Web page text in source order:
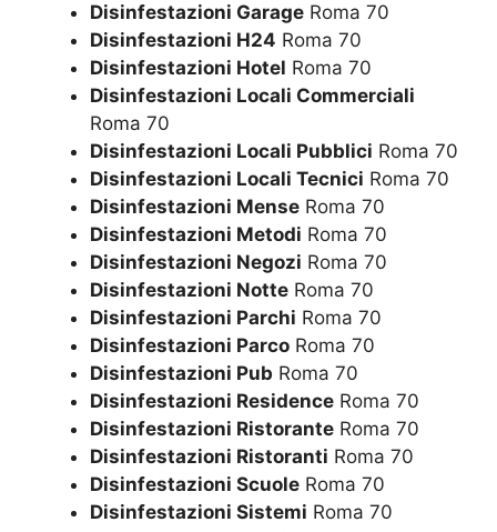
Disinfestazioni Garage Roma 70
Disinfestazioni H24 Roma 70
Disinfestazioni Hotel Roma 70
Disinfestazioni Locali Commerciali
Roma 70
Disinfestazioni Locali Pubblici Roma 70
Disinfestazioni Locali Tecnici Roma 70
Disinfestazioni Mense Roma 70
Disinfestazioni Metodi Roma 70
Disinfestazioni Negozi Roma 70
Disinfestazioni Notte Roma 70
Disinfestazioni Parchi Roma 70
Disinfestazioni Parco Roma 70
Disinfestazioni Pub Roma 70
Disinfestazioni Residence Roma 70
Disinfestazioni Ristorante Roma 70
Disinfestazioni Ristoranti Roma 70
Disinfestazioni Scuole Roma 70
Disinfestazioni Sistemi Roma 70